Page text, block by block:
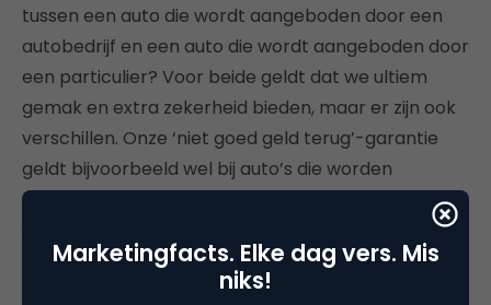
tussen een auto die wordt aangeboden door een
autobedrijf en een auto die wordt aangeboden door
een particulier? Voor beide geldt dat we ultiem
gemak en extra zekerheid bieden, maar er zijn ook
verschillen. Onze ‘niet goed geld terug’-garantie
geldt bijvoorbeeld wel bij auto’s die worden
aangeboden door een autobedrijf, maar niet voor
een particuliere auto. Een particuliere verkoper niet
zit te wachten op het terugkopen van zijn of haar
oude auto, zeker niet wanneer zo iemand in de
Marketingfacts. Elke dag vers. Mis
niks!